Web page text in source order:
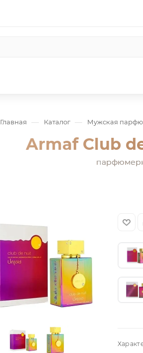
Главная — Каталог — Мужская
Armaf Club